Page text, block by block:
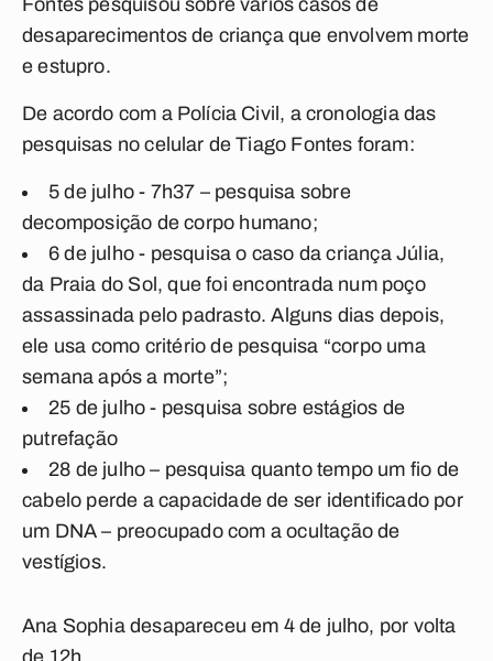
Fontes pesquisou sobre vários casos de
desaparecimentos de criança que envolvem morte
e estupro.
De acordo com a Polícia Civil, a cronologia das
pesquisas no celular de Tiago Fontes foram:
5 de julho - 7h37 – pesquisa sobre
decomposição de corpo humano;
6 de julho - pesquisa o caso da criança Júlia,
da Praia do Sol, que foi encontrada num poço
assassinada pelo padrasto. Alguns dias depois,
ele usa como critério de pesquisa “corpo uma
semana após a morte”;
25 de julho - pesquisa sobre estágios de
putrefação
28 de julho – pesquisa quanto tempo um fio de
cabelo perde a capacidade de ser identificado por
um DNA – preocupado com a ocultação de
vestígios.
Ana Sophia desapareceu em 4 de julho, por volta
de 12h.